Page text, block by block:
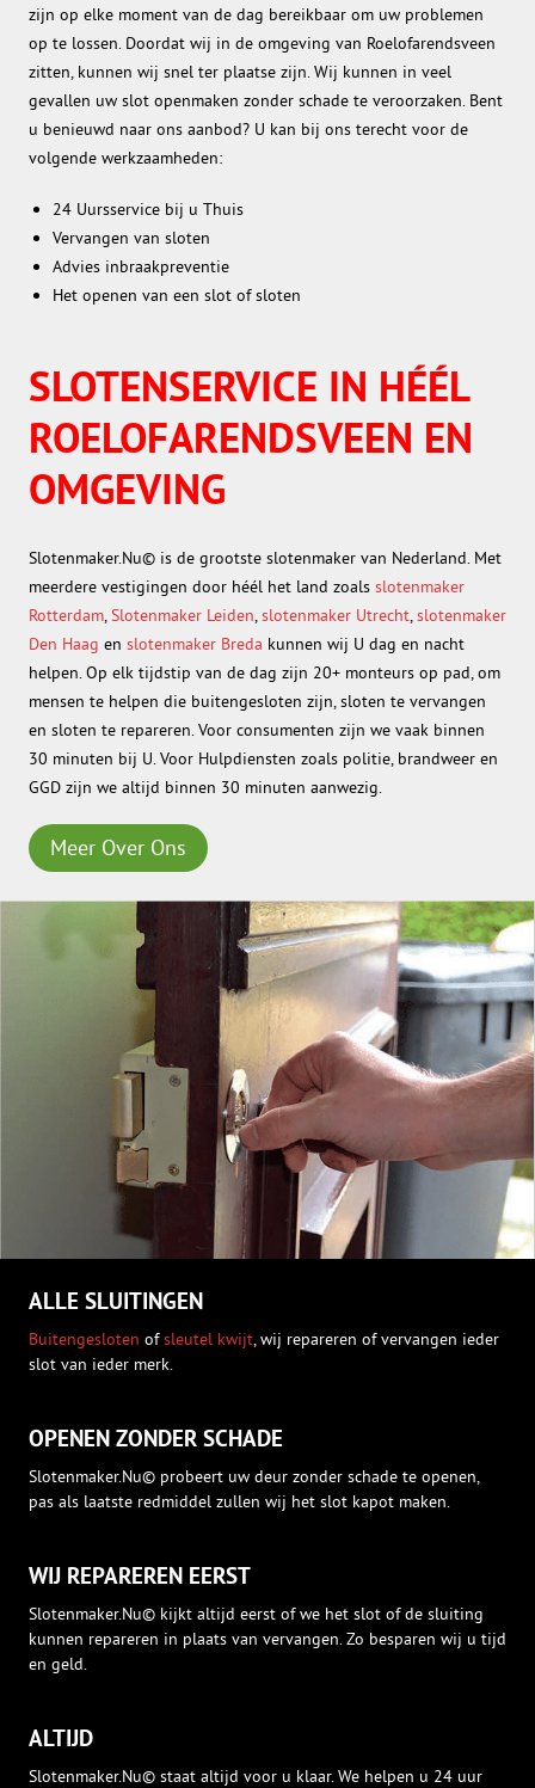
zijn op elke moment van de dag bereikbaar om uw problemen
op te lossen. Doordat wij in de omgeving van Roelofarendsveen
zitten, kunnen wij snel ter plaatse zijn. Wij kunnen in veel
gevallen uw slot openmaken zonder schade te veroorzaken. Bent
u benieuwd naar ons aanbod? U kan bij ons terecht voor de
volgende werkzaamheden:
24 Uursservice bij u Thuis
Vervangen van sloten
Advies inbraakpreventie
Het openen van een slot of sloten
SLOTENSERVICE IN HÉÉL
ROELOFARENDSVEEN EN
OMGEVING
Slotenmaker.Nu© is de grootste slotenmaker van Nederland. Met
meerdere vestigingen door héél het land zoals slotenmaker
Rotterdam,Slotenmaker Leiden,slotenmaker Utrecht,slotenmaker
Den Haag en slotenmaker Breda kunnen wij U dag en nacht
helpen. Op elk tijdstip van de dag zijn 20+ monteurs op pad, om
mensen te helpen die buitengesloten zijn, sloten te vervangen
en sloten te repareren. Voor consumenten zijn we vaak binnen
30 minuten bij U. Voor Hulpdiensten zoals politie, brandweer en
GGD zijn we altijd binnen 30 minuten aanwezig.
Meer Over Ons
ALLE SLUITINGEN
Buitengesloten ofsleutel kwijt, wij repareren of vervangen ieder
slot van ieder merk.
OPENEN ZONDER SCHADE
Slotenmaker.Nu© probeert uw deur zonder schade te openen,
pas als laatste redmiddel zullen wij het slot kapot maken.
WIJ REPAREREN EERST
Slotenmaker.Nu© kijkt altijd eerst of we het slot of de sluiting
kunnen repareren in plaats van vervangen. Zo besparen wij u tijd
en geld.
ALTIJD
Slotenmaker.Nu© staat altijd voor u klaar. We helpen u 24 uur